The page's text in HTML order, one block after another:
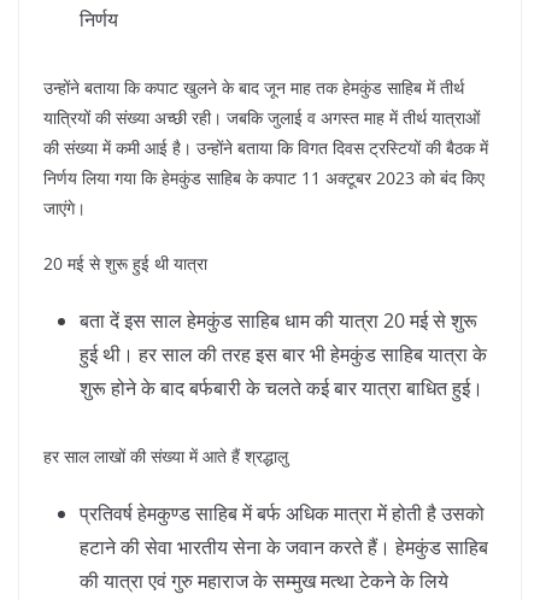
निर्णय
उन्होंने बताया कि कपाट खुलने के बाद जून माह तक हेमकुंड साहिब में तीर्थ
यात्रियों की संख्या अच्छी रही। जबकि जुलाई व अगस्त माह में तीर्थ यात्राओं
की संख्या में कमी आई है। उन्होंने बताया कि विगत दिवस ट्रस्टियों की बैठक में
निर्णय लिया गया कि हेमकुंड साहिब के कपाट 11 अक्टूबर 2023 को बंद किए
जाएंगे।
20 मई से शुरू हुई थी यात्रा
बता दें इस साल हेमकुंड साहिब धाम की यात्रा 20 मई से शुरू
हुई थी। हर साल की तरह इस बार भी हेमकुंड साहिब यात्रा के
शुरू होने के बाद बर्फबारी के चलते कई बार यात्रा बाधित हुई।
हर साल लाखों की संख्या में आते हैं श्रद्धालु
प्रतिवर्ष हेमकुण्ड साहिब में बर्फ अधिक मात्रा में होती है उसको
हटाने की सेवा भारतीय सेना के जवान करते हैं। हेमकुंड साहिब
की यात्रा एवं गुरु महाराज के सम्मुख मत्था टेकने के लिये